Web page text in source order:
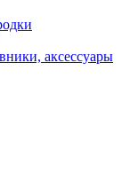
аксессуары